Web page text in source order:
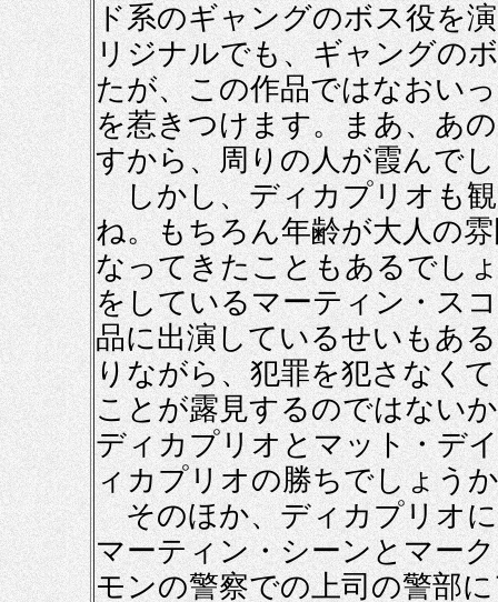
ド系のギャングのボス役を
リジナルでも、ギャングの
たが、この作品ではなおい
を惹きつけます。まあ、あ
すから、周りの人が霞んで
しかし、ディカプリオも観
ね。もちろん年齢が大人の
なってきたこともあるでし
をしているマーティン・ス
品に出演しているせいもあ
りながら、犯罪を犯さなく
ことが露見するのではない
ディカプリオとマット・デ
ィカプリオの勝ちでしょう
そのほか、ディカプリオに
マーティン・シーンとマー
モンの警察での上司の警部